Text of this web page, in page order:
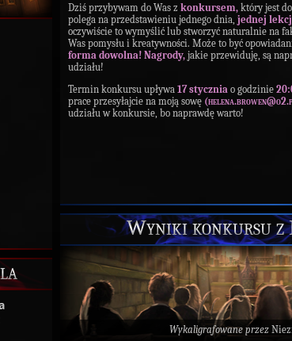
Dziś przybywam do Was z konkursem, który jest
polega na przedstawieniu jednego dnia, jednej
oczywiście to wymyślić lub stworzyć naturalnie na
Was pomysłu i kreatywności. Może to być
forma dowolna! Nagrody, jakie przewiduję, są
udziału!
Termin konkursu upływa 17 stycznia o godzinie
prace przesyłajcie na moją sowę (
udziału w konkursie, bo naprawdę warto!
Wyniki konkursu z
Wykaligrafowane przez